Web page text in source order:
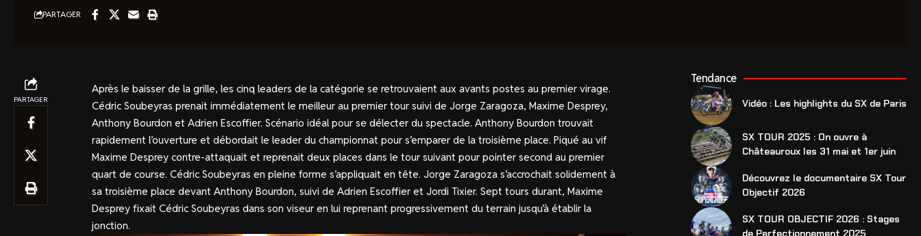
PARTAGER
PARTAGER
Après le baisser de la grille, les cinq leaders de la catégorie se retrouvaient aux avants postes au premier virage.
Cédric Soubeyras prenait immédiatement le meilleur au premier tour suivi de Jorge Zaragoza, Maxime Desprey,
Anthony Bourdon et Adrien Escoffier. Scénario idéal pour se délecter du spectacle. Anthony Bourdon trouvait
rapidement l’ouverture et débordait le leader du championnat pour s’emparer de la troisième place. Piqué au vif
Maxime Desprey contre-attaquait et reprenait deux places dans le tour suivant pour pointer second au premier
quart de course. Cédric Soubeyras en pleine forme s’appliquait en tête. Jorge Zaragoza s’accrochait solidement à
sa troisième place devant Anthony Bourdon, suivi de Adrien Escoffier et Jordi Tixier. Sept tours durant, Maxime
Desprey fixait Cédric Soubeyras dans son viseur en lui reprenant progressivement du terrain jusqu’à établir la
jonction.
Tendance
Vidéo : Les highlights du SX de Paris
SX TOUR 2025 : On ouvre à
Châteauroux les 31 mai et 1er juin
Découvrez le documentaire SX Tour
Objectif 2026
SX TOUR OBJECTIF 2026 : Stages
de Perfectionnement 2025